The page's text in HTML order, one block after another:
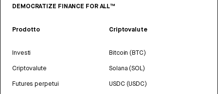
DEMOCRATIZE FINANCE FOR ALL™
Prodotto
Investi
Criptovalute
Futures perpetui
Criptovalute
Bitcoin (BTC)
Solana (SOL)
USDC (USDC)